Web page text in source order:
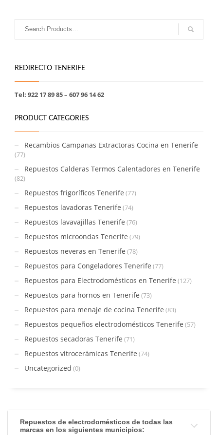
REDIRECTO TENERIFE
Tel: 922 17 89 85 – 607 96 14 62
PRODUCT CATEGORIES
Recambios Campanas Extractoras Cocina en Tenerife
(77)
Repuestos Calderas Termos Calentadores en Tenerife
(82)
Repuestos frigoríficos Tenerife (77)
Repuestos lavadoras Tenerife (74)
Repuestos lavavajillas Tenerife (76)
Repuestos microondas Tenerife (79)
Repuestos neveras en Tenerife (78)
Repuestos para Congeladores Tenerife (77)
Repuestos para Electrodomésticos en Tenerife (127)
Repuestos para hornos en Tenerife (73)
Repuestos para menaje de cocina Tenerife (83)
Repuestos pequeños electrodomésticos Tenerife (57)
Repuestos secadoras Tenerife (71)
Repuestos vitrocerámicas Tenerife (74)
Uncategorized (0)
Repuestos de electrodomésticos de todas las
marcas en los siguientes municipios: